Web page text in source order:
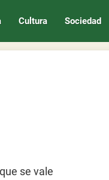
Cultura Sociedad
se vale